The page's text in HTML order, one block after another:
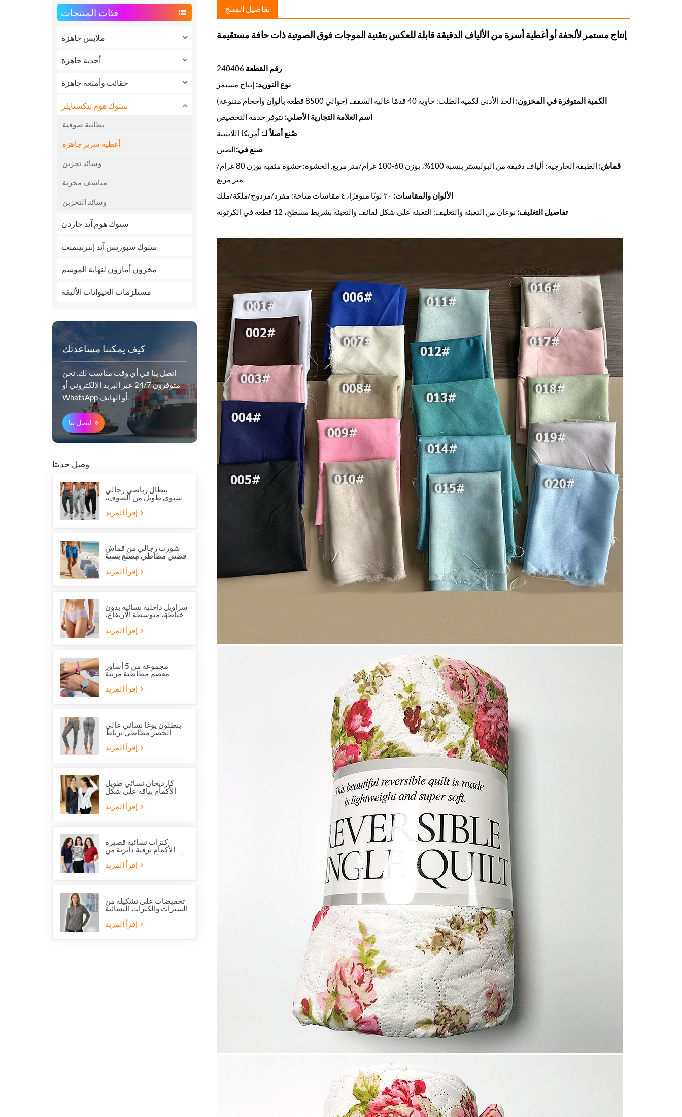
فئات المنتجات
ملابس جاهزة
أحذية جاهزة
حقائب وأمتعة جاهزة
ستوك هوم تيكستايلز
بطانية صوفية
أغطية سرير جاهزة
وسائد تخزين
مناشف مخزنة
وسائد التخزين
ستوك هوم آند جاردن
ستوك سبورتس آند إنترتينمنت
مخزون أمازون لنهاية الموسم
مستلزمات الحيوانات الأليفة
كيف يمكننا مساعدتك
اتصل بنا في أي وقت مناسب لك. نحن
متوفرون 24/7 عبر البريد الإلكتروني أو
WhatsApp أو الهاتف.
اتصل بنا
وصل حديثا
بنطال رياضي رجالي
شتوي طويل من الصوف،
بقصة عادية، من
أوفرستوك، مناسب للجري
والجري.
شورت رجالي من قماش
قطني مطاطي مضلع بستة
جيوب من أوفرستوك
سراويل داخلية نسائية بدون
خياطة، متوسطة الارتفاع،
من أوفرستوك، مصنوعة
من قماش يسمح بمرور
الهواء، لطيفة على البشرة،
مجموعة من 5 أساور
معصم مطاطية مزينة
بالخرز تحمل صورة
القديس بنديكت الكاثوليكي
وميدالية المعجزة
بنطلون يوغا نسائي عالي
الخصر مطاطي برباط
متقاطع وفتحات شبكية من
ستوكلوت
كارديجان نسائي طويل
الأكمام بياقة على شكل
حرف V مع رباط جانبي
أمامي
كنزات نسائية قصيرة
الأكمام برقبة دائرية من
الصوف المحبوك، متوفرة
تخفيضات على تشكيلة من
السترات والكنزات النسائية
الخفيفة الوزن المصنوعة
من الصوف القطبي بنصف
سحاب، مناسبة للمشي
تفاصيل المنتج
إنتاج مستمر لألحفة أو أغطية أسرة من الألياف الدقيقة قابلة للعكس بتقنية الموجات فوق الصوتية ذات حافة مستقيمة
رقم القطعة
نوع التوريد: إنتاج مستمر
الكمية المتوفرة في المخزون: الحد الأدنى لكمية الطلب: حاوية 40 قدمًا عالية السقف (حوالي 8500 قطعة بألوان وأحجام متنوعة)
اسم العلامة التجارية الأصلي: تتوفر خدمة التخصيص
صُنع أصلاً لـ: أمريكا اللاتينية
صنع في:الصين
قماش:
الطبقة الخارجية: ألياف دقيقة من البوليستر بنسبة 100%، بوزن 60-100 غرام/متر مربع. الحشوة: حشوة مثقبة بوزن 80 غرام/
متر مربع.
الألوان والمقاسات:
تفاصيل التغليف: نوعان من التعبئة والتغليف: التعبئة على شكل لفائف والتعبئة بشريط مسطح، 12 قطعة في الكرتونة